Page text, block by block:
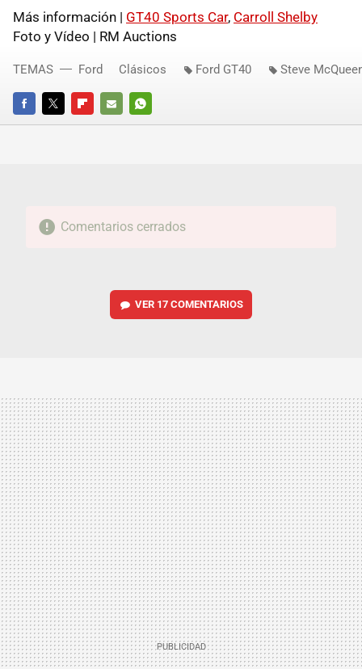
Más información | GT40 Sports Car, Carroll Shelby
Foto y Vídeo | RM Auctions
FACEBOOKTWITTERFLIPBOARD
E-
WHATSAPP
TEMAS Ford Clásicos Ford GT40 Steve
Comentarios cerrados
VER 17 COMENTARIOS